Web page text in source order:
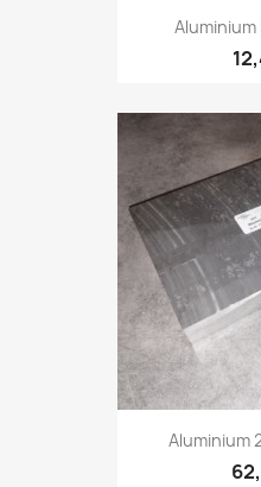
Aluminium
Aluminium